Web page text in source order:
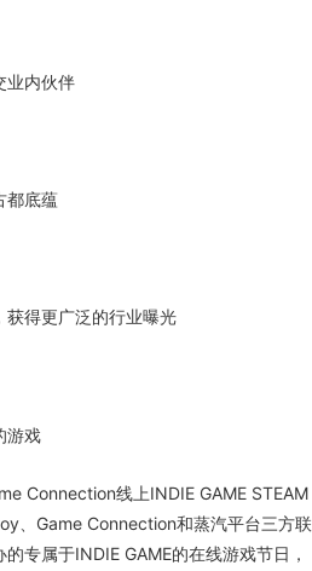
业内伙伴
都底蕴
获得更广泛的行业曝光
游戏
Connection线上INDIE GAME STEAM
、Game Connection和蒸汽平台三方联
专属于INDIE GAME的在线游戏节日，